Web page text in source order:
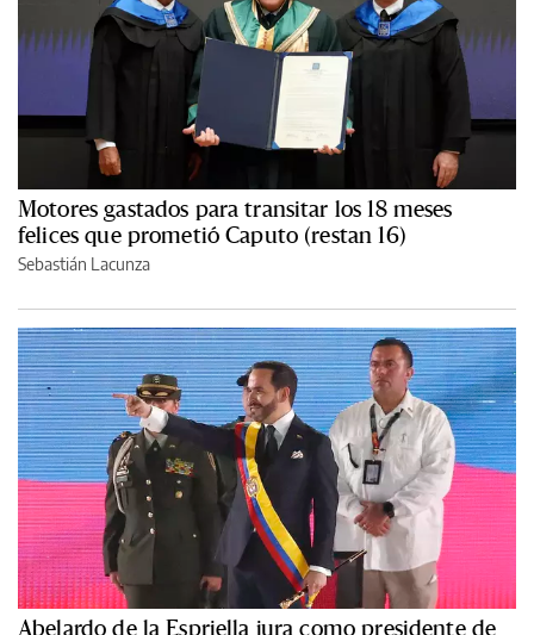
Motores gastados para transitar los 18 meses
felices que prometió Caputo (restan 16)
Sebastián Lacunza
Abelardo de la Espriella jura como presidente de